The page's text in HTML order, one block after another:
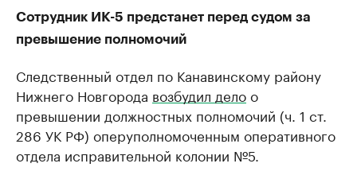
Сотрудник ИК-5 предстанет перед судом за
превышение полномочий
Следственный отдел по Канавинскому району
Нижнего Новгорода возбудил делоо
превышении должностных полномочий (ч. 1 ст.
286 УК РФ) оперуполномоченным оперативного
отдела исправительной колонии №5.